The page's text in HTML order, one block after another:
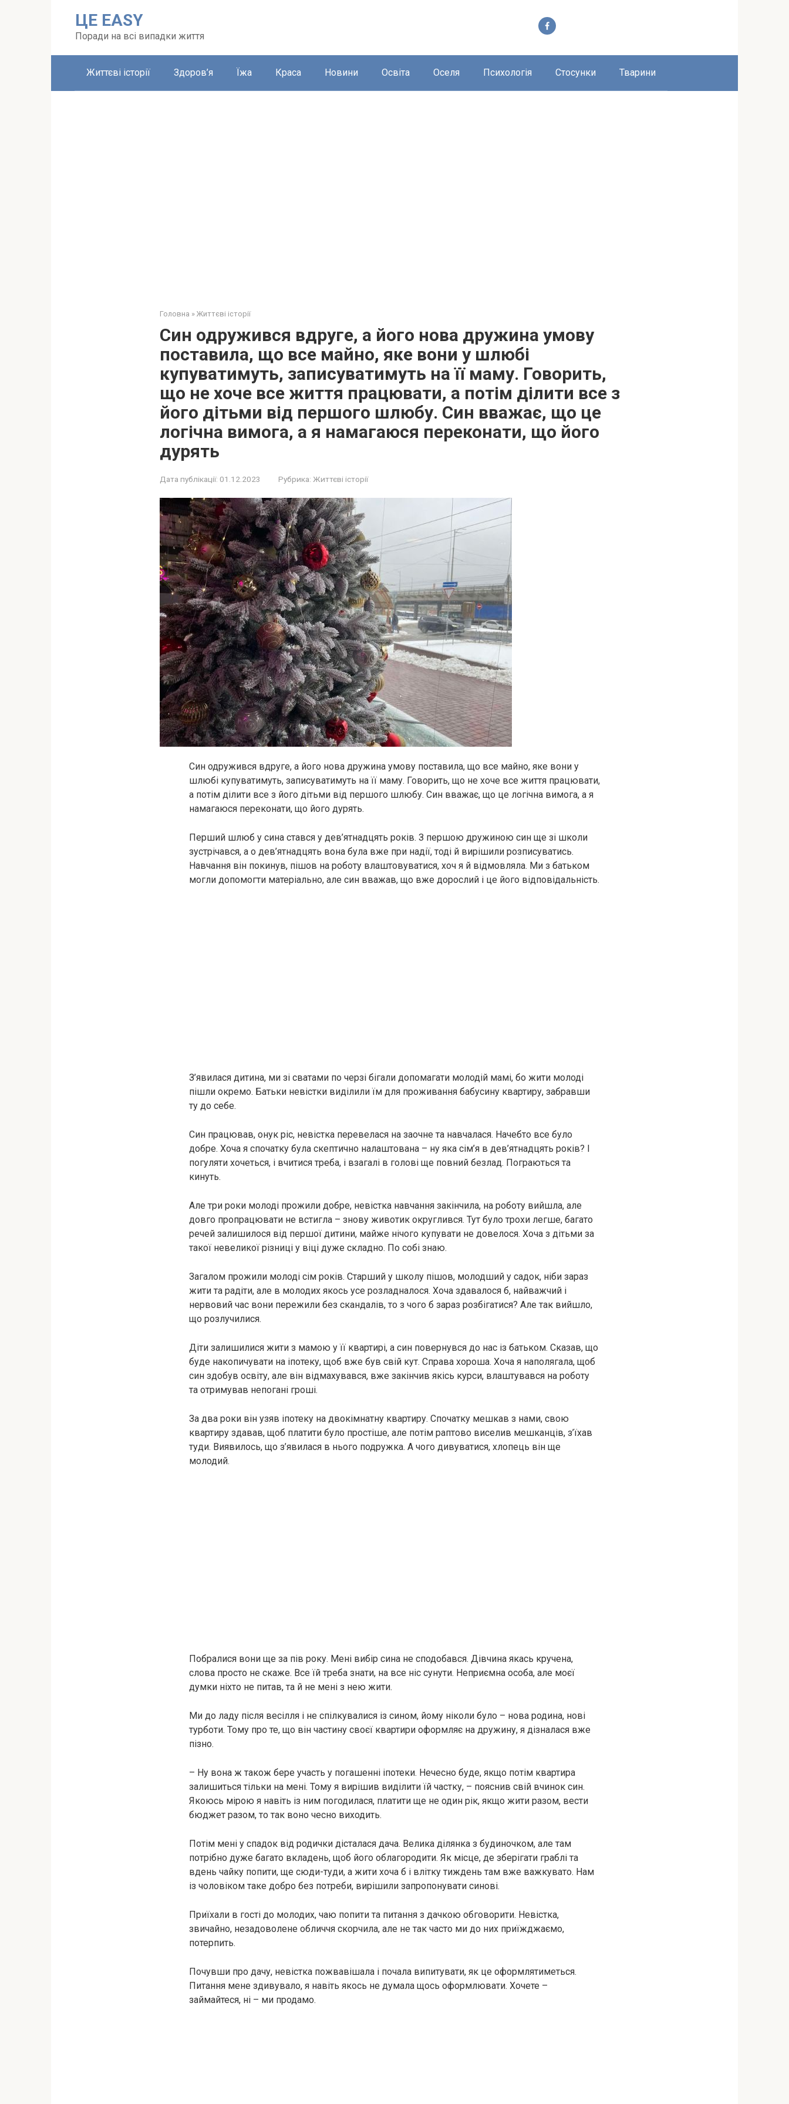
ЦЕ EASY
Поради на всі випадки життя
Життєві історії Здоров’я Їжа Краса Новини Освіта Оселя Психологія Стосунки Тварини
Головна » Життєві історії
Син одружився вдруге, а його нова дружина умову
поставила, що все майно, яке вони у шлюбі
купуватимуть, записуватимуть на її маму. Говорить,
що не хоче все життя працювати, а потім ділити все з
його дітьми від першого шлюбу. Син вважає, що це
логічна вимога, а я намагаюся переконати, що його
дурять
Дата публікації: 01.12.2023 Рубрика: Життєві історії
Син одружився вдруге, а його нова дружина умову поставила, що все майно, яке вони у
шлюбі купуватимуть, записуватимуть на її маму. Говорить, що не хоче все життя працювати,
а потім ділити все з його дітьми від першого шлюбу. Син вважає, що це логічна вимога, а я
намагаюся переконати, що його дурять.
Перший шлюб у сина стався у дев’ятнадцять років. З першою дружиною син ще зі школи
зустрічався, а о дев’ятнадцять вона була вже при надії, тоді й вирішили розписуватись.
Навчання він покинув, пішов на роботу влаштовуватися, хоч я й відмовляла. Ми з батьком
могли допомогти матеріально, але син вважав, що вже дорослий і це його відповідальність.
З’явилася дитина, ми зі сватами по черзі бігали допомагати молодій мамі, бо жити молоді
пішли окремо. Батьки невістки виділили їм для проживання бабусину квартиру, забравши
ту до себе.
Син працював, онук ріс, невістка перевелася на заочне та навчалася. Начебто все було
добре. Хоча я спочатку була скептично налаштована – ну яка сім’я в дев’ятнадцять років? І
погуляти хочеться, і вчитися треба, і взагалі в голові ще повний безлад. Пограються та
кинуть.
Але три роки молоді прожили добре, невістка навчання закінчила, на роботу вийшла, але
довго пропрацювати не встигла – знову животик округлився. Тут було трохи легше, багато
речей залишилося від першої дитини, майже нічого купувати не довелося. Хоча з дітьми за
такої невеликої різниці у віці дуже складно. По собі знаю.
Загалом прожили молоді сім років. Старший у школу пішов, молодший у садок, ніби зараз
жити та радіти, але в молодих якось усе розладналося. Хоча здавалося б, найважчий і
нервовий час вони пережили без скандалів, то з чого б зараз розбігатися? Але так вийшло,
що розлучилися.
Діти залишилися жити з мамою у її квартирі, а син повернувся до нас із батьком. Сказав, що
буде накопичувати на іпотеку, щоб вже був свій кут. Справа хороша. Хоча я наполягала, щоб
син здобув освіту, але він відмахувався, вже закінчив якісь курси, влаштувався на роботу
та отримував непогані гроші.
За два роки він узяв іпотеку на двокімнатну квартиру. Спочатку мешкав з нами, свою
квартиру здавав, щоб платити було простіше, але потім раптово виселив мешканців, з’їхав
туди. Виявилось, що з’явилася в нього подружка. А чого дивуватися, хлопець він ще
молодий.
Побралися вони ще за пів року. Мені вибір сина не сподобався. Дівчина якась кручена,
слова просто не скаже. Все їй треба знати, на все ніс сунути. Неприємна особа, але моєї
думки ніхто не питав, та й не мені з нею жити.
Ми до ладу після весілля і не спілкувалися із сином, йому ніколи було – нова родина, нові
турботи. Тому про те, що він частину своєї квартири оформляє на дружину, я дізналася вже
пізно.
– Ну вона ж також бере участь у погашенні іпотеки. Нечесно буде, якщо потім квартира
залишиться тільки на мені. Тому я вирішив виділити їй частку, – пояснив свій вчинок син.
Якоюсь мірою я навіть із ним погодилася, платити ще не один рік, якщо жити разом, вести
бюджет разом, то так воно чесно виходить.
Потім мені у спадок від родички дісталася дача. Велика ділянка з будиночком, але там
потрібно дуже багато вкладень, щоб його облагородити. Як місце, де зберігати граблі та
вдень чайку попити, ще сюди-туди, а жити хоча б і влітку тиждень там вже важкувато. Нам
із чоловіком таке добро без потреби, вирішили запропонувати синові.
Приїхали в гості до молодих, чаю попити та питання з дачкою обговорити. Невістка,
звичайно, незадоволене обличчя скорчила, але не так часто ми до них приїжджаємо,
потерпить.
Почувши про дачу, невістка пожвавішала і почала випитувати, як це оформлятиметься.
Питання мене здивувало, я навіть якось не думала щось оформлювати. Хочете –
займайтеся, ні – ми продамо.